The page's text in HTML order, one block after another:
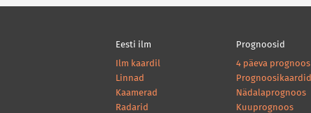
Eesti ilm
Ilm kaardil
Linnad
Kaamerad
Radarid
Prognoosid
4 päeva prognoos
Prognoosikaardid
Nädalaprognoos
Kuuprognoos